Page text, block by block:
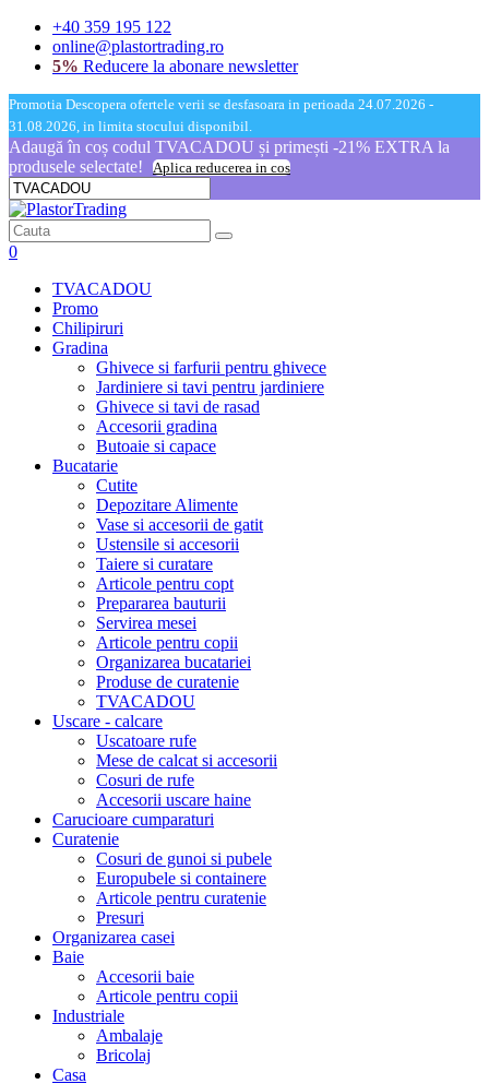
+40 359 195 122
online@plastortrading.ro
5% Reducere la abonare newsletter
Promotia Descopera ofertele verii se desfasoara in perioada 24.07.2026 -
31.08.2026, in limita stocului disponibil.
Adaugă în coș codul TVACADOU și primești -21% EXTRA la
produsele selectate!
Aplica reducerea in cos
0
TVACADOU
Promo
Chilipiruri
Gradina
Ghivece si farfurii pentru ghivece
Jardiniere si tavi pentru jardiniere
Ghivece si tavi de rasad
Accesorii gradina
Butoaie si capace
Bucatarie
Cutite
Depozitare Alimente
Vase si accesorii de gatit
Ustensile si accesorii
Taiere si curatare
Articole pentru copt
Prepararea bauturii
Servirea mesei
Articole pentru copii
Organizarea bucatariei
Produse de curatenie
TVACADOU
Uscare - calcare
Uscatoare rufe
Mese de calcat si accesorii
Cosuri de rufe
Accesorii uscare haine
Carucioare cumparaturi
Curatenie
Cosuri de gunoi si pubele
Europubele si containere
Articole pentru curatenie
Presuri
Organizarea casei
Baie
Accesorii baie
Articole pentru copii
Industriale
Ambalaje
Bricolaj
Casa